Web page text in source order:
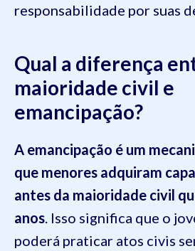
responsabilidade por suas
Qual a diferença
maioridade civil e
emancipação?
A emancipação é um
que menores adquiram
antes da maioridade civil
anos . Isso significa que o
poderá praticar atos civis